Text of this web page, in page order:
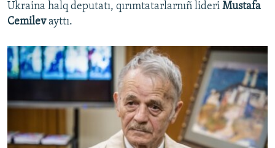
Ukraina halq deputatı, qırımtatarlarnıñ lideri Mustafa
Cemilevayttı.